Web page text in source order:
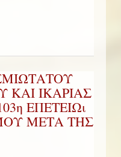
ΙΚΑΡΙΑΣ
ΕΠΕΤΕΙΩι
ΜΕΤΑ ΤΗΣ